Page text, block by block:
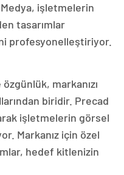
işletmelerin
tasarımlar
profesyonelleştiriyor.
özgünlük, markanızı
biridir. Precad
işletmelerin görsel
Markanız için özel
hedef kitlenizin